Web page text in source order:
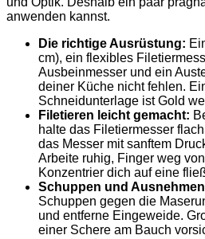
anwenden kannst.
Die richtige Ausrüstung:
cm), ein flexibles
Ausbeinmesser und ein
deiner Küche nicht fehlen.
Schneidunterlage ist Gold
Filetieren leicht gemacht:
halte das Filetiermesser
das Messer mit sanftem
Arbeite ruhig, Finger weg
Konzentrier dich auf eine
Schuppen und
Schuppen gegen die
und entferne Eingeweide.
einer Schere am Bauch